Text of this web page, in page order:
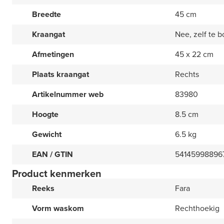
Breedte
45 cm
Kraangat
Nee, zelf te
Afmetingen
45 x 22 cm
Plaats kraangat
Rechts
Artikelnummer web
83980
Hoogte
8.5 cm
Gewicht
6.5 kg
EAN / GTIN
Product kenmerken
Reeks
Fara
Vorm waskom
Rechthoekig